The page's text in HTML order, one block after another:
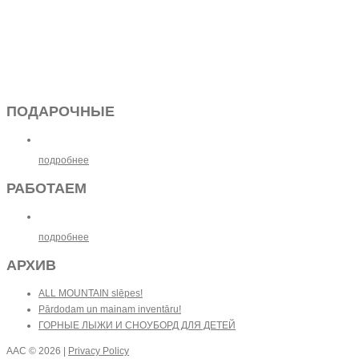
ПОДАРОЧНЫЕ
подробнее
РАБОТАЕМ
подробнее
АРХИВ
ALL MOUNTAIN slēpes!
Pārdodam un mainam inventāru!
ГОРНЫЕ ЛЫЖИ И СНОУБОРД ДЛЯ ДЕТЕЙ
AAC © 2026 | Privacy Policy